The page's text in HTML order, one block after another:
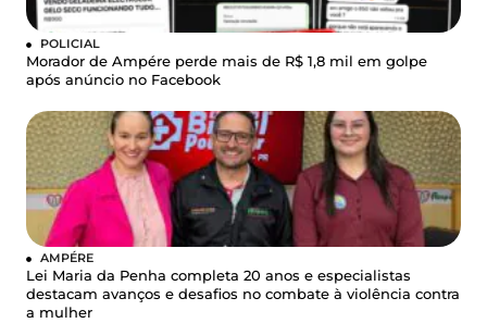
POLICIAL
Morador de Ampére perde mais de R$ 1,8 mil em golpe
após anúncio no Facebook
AMPÉRE
Lei Maria da Penha completa 20 anos e especialistas
destacam avanços e desafios no combate à violência contra
a mulher